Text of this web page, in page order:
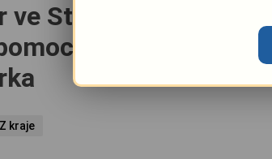
ve Starém Plzenci
vyhořelému
Z kraje